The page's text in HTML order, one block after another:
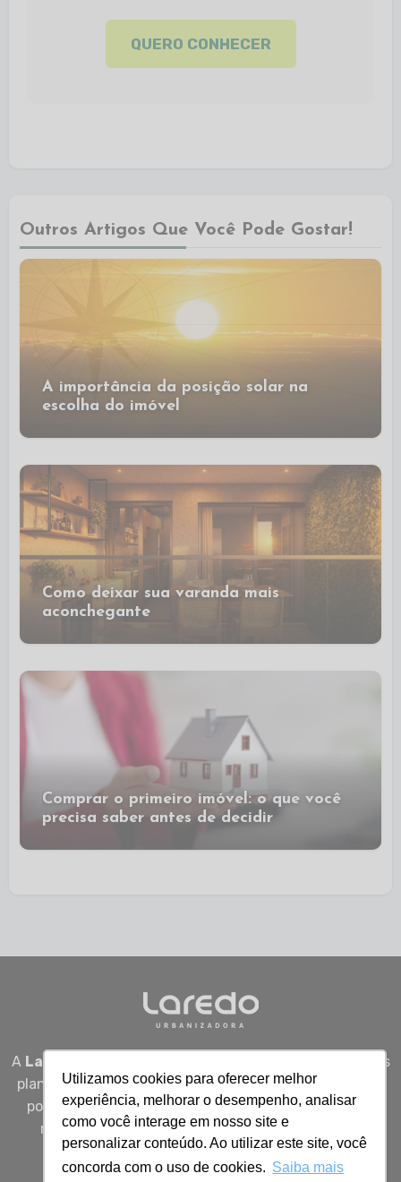
Utilizamos cookies para oferecer melhor
experiência, melhorar o desempenho, analisar
como você interage em nosso site e
personalizar conteúdo. Ao utilizar este site, você
concorda com o uso de cookies. Saiba mais
QUERO CONHECER
Outros Artigos Que Você Pode Gostar!
A importância da posição solar na
escolha do imóvel
Como deixar sua varanda mais
aconchegante
Comprar o primeiro imóvel: o que você
precisa saber antes de decidir
A Laredo Urbanizadora
desenvolve empreendimentos
planejados em Sergipe, unindo qualidade, segurança e
potencial real de valorização para quem busca viver
melhor, investir bem e construir patrimônio com
inteligência.